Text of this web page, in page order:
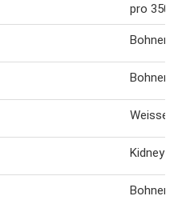
pro 350
Bohnen
Bohnen
Weisse
Kidney
Bohnen